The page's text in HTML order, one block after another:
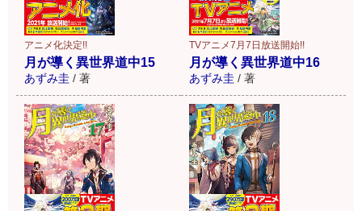
アニメ化決定!!
月が導く異世界道中15
あずみ圭 / 著
TVアニメ7月7日放送開始!!
月が導く異世界道中16
あずみ圭 / 著